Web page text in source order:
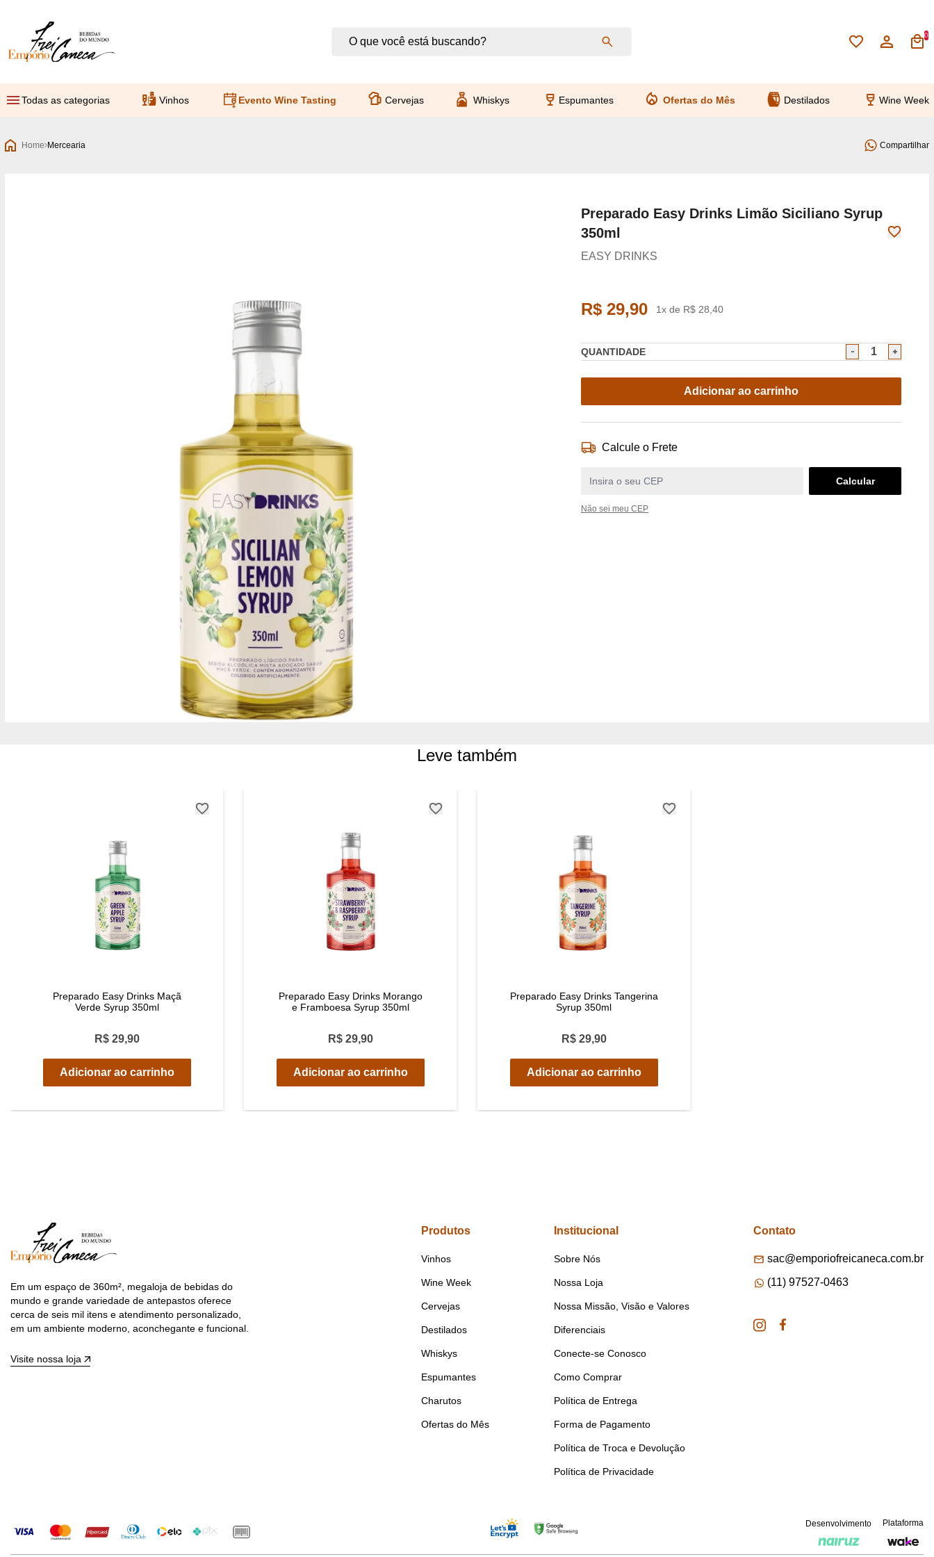
0
Todas as categorias Vinhos Evento Wine Tasting Cervejas Whiskys Espumantes Ofertas do Mês Destilados Wine Week
Home Mercearia Compartilhar
Preparado Easy Drinks Limão Siciliano Syrup
350ml
EASY DRINKS
R$ 29,90 1x de R$ 28,40
QUANTIDADE
Adicionar ao carrinho
Calcule o Frete
Não sei meu CEP
Leve também
Preparado Easy Drinks Maçã
Verde Syrup 350ml
R$ 29,90
Adicionar ao carrinho
Preparado Easy Drinks Morango
e Framboesa Syrup 350ml
R$ 29,90
Adicionar ao carrinho
Preparado Easy Drinks Tangerina
Syrup 350ml
R$ 29,90
Adicionar ao carrinho
Em um espaço de 360m², megaloja de bebidas do
mundo e grande variedade de antepastos oferece
cerca de seis mil itens e atendimento personalizado,
em um ambiente moderno, aconchegante e funcional.
Visite nossa loja
Produtos
Vinhos
Wine Week
Cervejas
Destilados
Whiskys
Espumantes
Charutos
Ofertas do Mês
Institucional
Sobre Nós
Nossa Loja
Nossa Missão, Visão e Valores
Diferenciais
Conecte-se Conosco
Como Comprar
Política de Entrega
Forma de Pagamento
Política de Troca e Devolução
Política de Privacidade
Contato
sac@emporiofreicaneca.com.br
(11) 97527-0463
Desenvolvimento Plataforma